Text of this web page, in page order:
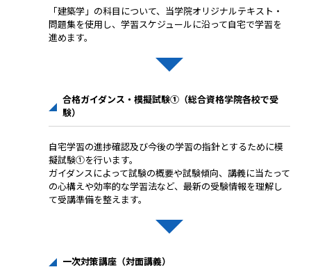
「建築学」の科目について、当学院オリジナルテキスト・
問題集を使用し、学習スケジュールに沿って自宅で学習を
進めます。
合格ガイダンス・模擬試験①（総合資格学院各校で受
験）
自宅学習の進捗確認及び今後の学習の指針とするために模
擬試験①を行います。
ガイダンスによって試験の概要や試験傾向、講義に当たって
の心構えや効率的な学習法など、最新の受験情報を理解し
て受講準備を整えます。
一次対策講座（対面講義）